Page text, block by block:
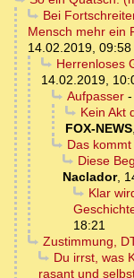
Bei
Mensch mehr ein
14.02.2019, 09:58
Herrenloses
14.02.2019,
Aufpasser-
Kein Akt
FOX-NEWS,
Das
Diese
Naclador,
Klar
18:21
Zustimmung,
Du irrst, was
rasant und